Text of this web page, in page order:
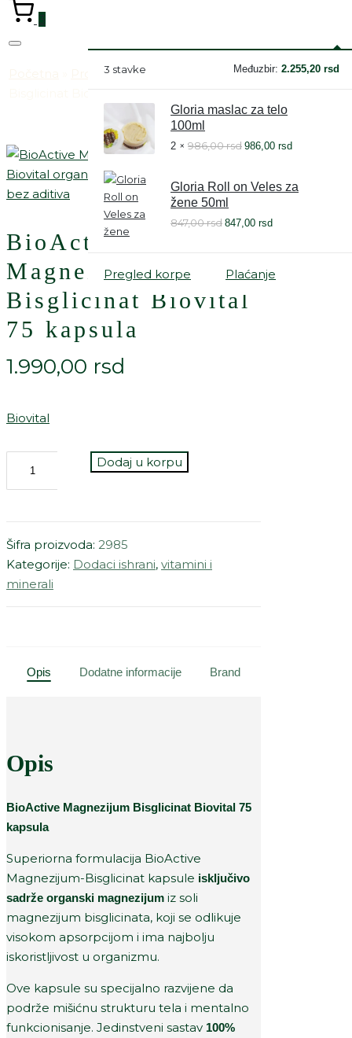
3
3 stavke Međuzbir: 2.255,20 rsd
Gloria maslac za telo
100ml
2 986,00rsd 986,00 rsd
Gloria Roll on Veles za
žene 50ml
847,00rsd 847,00 rsd
Pregled korpe Plaćanje
Prodavnica»
BioActive Magnezijum
BioActive
Magnezijum
Bisglicinat Biovital
75 kapsula
1.990,00 rsd
Biovital
Dodaj u korpu
Šifra proizvoda: 2985
Kategorije: Dodaci ishrani, vitamini i
minerali
Opis Dodatne informacije Brand
Opis
BioActive Magnezijum Bisglicinat Biovital 75
kapsula
Superiorna formulacija BioActive
Magnezijum-Bisglicinat kapsule isključivo
sadrže organski magnezijum iz soli
magnezijum bisglicinata, koji se odlikuje
visokom apsorpcijom i ima najbolju
iskoristljivost u organizmu.
Ove kapsule su specijalno razvijene da
podrže mišićnu strukturu tela i mentalno
funkcionisanje. Jedinstveni sastav 100%